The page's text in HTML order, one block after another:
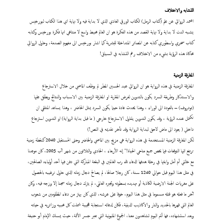
التشابه والاختلاف
اعتمد الروائي عن علم (كتاب الرمل) الكتاب الورقي العادي الذي لا بداية فيه ولا نهاية اي هذا الكتاب لبورخيس
يشبه النت لا بداية ولا نهاية القصد من هذه الفكرة هو ان العالم محيط واسع لا منتاهي انها فكرة بورخيس وكتابه
كتاب سحري واسطوري كتابه عن المصائر المتداخلة للبشرية كما اشار بورخيس الى مفهوم الصدمة، وحاول الروائي
محاكاة هذه الرؤية بشيء من الاختلاف رغم التشابه في السياق!
المفارقة الزمنية
المفارقة الزمنية في هذه الرواية هو ان الروائي عبد الحسين المطر لم يوظف الماضي من خلال الاسترجاع
والاستذكار وطريقة السرد يكون بالتدوين لفرض المقارنة او المفارقة الزمنية بين الاسباب والنتائج ويطلق عليها
(تودروف) – بالعودة الى الوراء ، وهذا يحدث عادة حينما يكون السرد يمثل الحاضر ، وهذا يساعد المتلقي ان
تكتمل عنده الرؤية ، وقد يكون التدوين يتناول الاسترجاع خارجي ( ما قبل بداية الرواية) او التدوين استرجاع
داخلي ( يعود الى ماض لاحق لبداية الرواية وقد تأخر تقديمه في النص!)
لكن المفارقة الزمنية المستخدمة في هذه الرواية هي مزيج بين الماضي والحاضر وحتى المستقبل 2040 كنقطة زمنية
ترتفع اليها التوقعات فيما يخص جميع مناحي الحياة!" إنه الأربعاء ، الحادي والثلاثون من شهر آب 2005، كان موعدنا
مع خالتي أم أمل وابنتها في رحلة هدفها الدعاء لله رب العالمين في البقعة المباركة التي دفن فيها أحد أولياءه الصالحين،
في مثل هذا اليوم قبل حوالي 1240 سنة، كان رجلا صالحا، لم يصالح دجال زمانه الذي حاول ترغيبه بالحصول
على مغريات الجنة الارضية الكاذبة أو تهديده بسطوته وتجبره العالمي، لم يترك دجال زمانه سجنا إلا وزجه فيه، وكان
آخر ما فعله هو قتله مسموما في مثل هذا اليوم، خوفا على عرشه، الذي كان يهتز من دعاء المظلومين من شعوب
العالم التي قهرها بالحديد والنار والاكاذيب الدينية، فكان لدعائه استجابة عجيبة شملت كل محبيه وزائريه في حياته
وبعد استشهاده، فها أنتم اليوم تشاهدون معنا، الجموع المليونية التي تعبر جسر الأئمة، حيث يمسك الإمام أبو حنيفة